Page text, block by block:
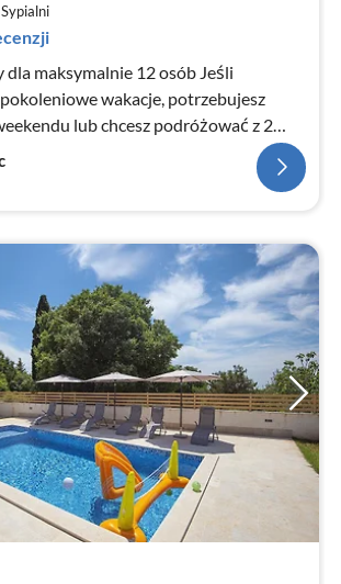
Sypialni
dla maksymalnie 12 osób Jeśli
wakacje, potrzebujesz
lub chcesz podróżować z 2
tutaj odpowiednie